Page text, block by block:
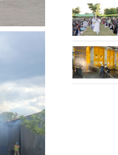
고양시장배 볼링